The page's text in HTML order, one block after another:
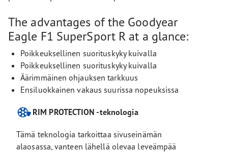
The advantages of the Goodyear
Eagle F1 SuperSport R at a glance:
Poikkeuksellinen suorituskyky kuivalla
Poikkeuksellinen suorituskyky kuivalla
Äärimmäinen ohjauksen tarkkuus
Ensiluokkainen vakaus suurissa nopeuksissa
RIM PROTECTION -teknologia
Tämä teknologia tarkoittaa sivuseinämän
alaosassa, vanteen lähellä olevaa leveämpää